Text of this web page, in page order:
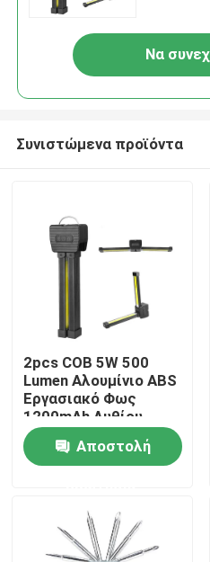
Σπίτι
Βίντεο
Να
Συνιστώμενα προϊόντα
2pcs COB 5W 500
Lumen Αλουμίνιο ABS
Εργασιακό Φως
1200mAh Λυθίου
μπαταρία 52 * 31 *
180mm Αποστολή